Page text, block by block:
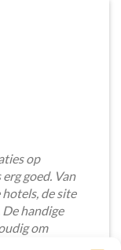
op
goed. Van
de site
handige
om